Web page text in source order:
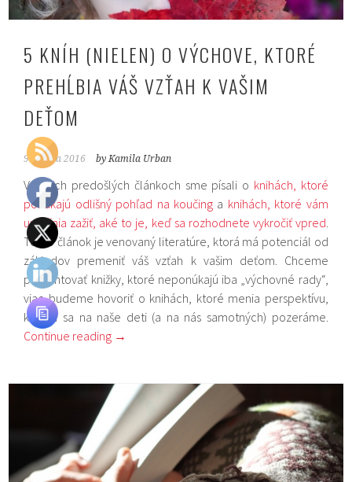
5 KNÍH (NIELEN) O VÝCHOVE, KTORÉ
PREHĹBIA VÁŠ VZŤAH K VAŠIM
DEŤOM
9. apríla 2016 by Kamila Urban
V našich predošlých článkoch sme písali o knihách, ktoré
ponúkajú odlišný pohľad na koučing a knihách, ktoré vám
umožnia zažiť, aké to je, keď sa rozhodnete vykročiť vpred
Tento článok je venovaný literatúre, ktorá má potenciál od
základov premeniť váš vzťah k vašim deťom. Chceme
prezentovať knižky, ktoré neponúkajú iba „výchovné rady“,
viac budeme hovoriť o knihách, ktoré menia perspektívu,
ktorou sa na naše deti (a na nás samotných) pozeráme.
Continue reading →